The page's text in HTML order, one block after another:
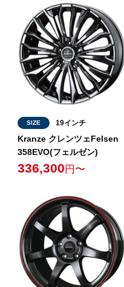
SIZE 19インチ
Kranze クレンツェFelsen
358EVO(フェルゼン)
336,300 円〜